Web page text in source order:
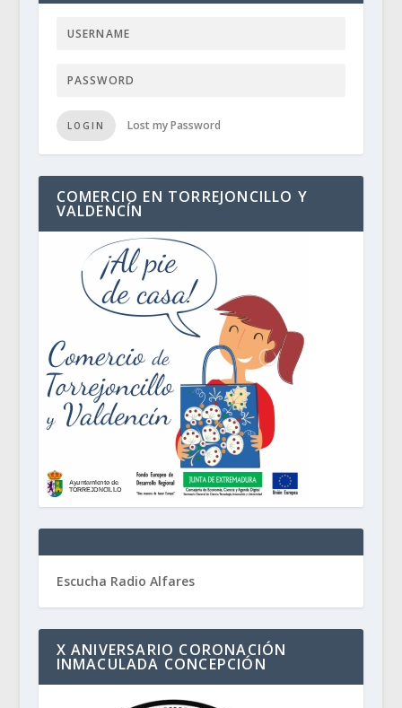
LOGIN Lost my Password
COMERCIO EN TORREJONCILLO Y
VALDENCÍN
Escucha Radio Alfares
X ANIVERSARIO CORONACIÓN
INMACULADA CONCEPCIÓN